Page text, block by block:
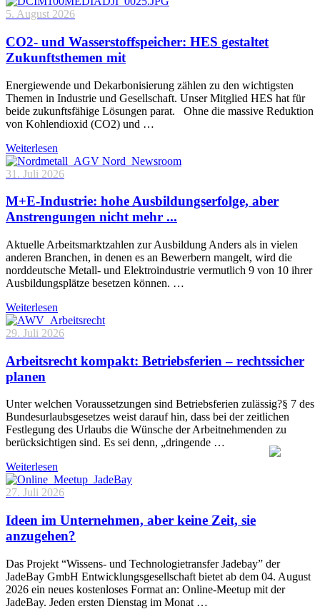
5. August 2026
CO2- und Wasserstoffspeicher: HES gestaltet
Zukunftsthemen mit
Energiewende und Dekarbonisierung zählen zu den wichtigsten
Themen in Industrie und Gesellschaft. Unser Mitglied HES hat für
beide zukunftsfähige Lösungen parat. Ohne die massive Reduktion
von Kohlendioxid (CO2) und …
Weiterlesen
31. Juli 2026
M+E-Industrie: hohe Ausbildungserfolge, aber
Anstrengungen nicht mehr ...
Aktuelle Arbeitsmarktzahlen zur Ausbildung Anders als in vielen
anderen Branchen, in denen es an Bewerbern mangelt, wird die
norddeutsche Metall- und Elektroindustrie vermutlich 9 von 10 ihrer
Ausbildungsplätze besetzen können. …
Weiterlesen
29. Juli 2026
Arbeitsrecht kompakt: Betriebsferien – rechtssicher
planen
Unter welchen Voraussetzungen sind Betriebsferien zulässig?§ 7 des
Bundesurlaubsgesetzes weist darauf hin, dass bei der zeitlichen
Festlegung des Urlaubs die Wünsche der Arbeitnehmenden zu
berücksichtigen sind. Es sei denn, „dringende …
Weiterlesen
27. Juli 2026
Ideen im Unternehmen, aber keine Zeit, sie
anzugehen?
Das Projekt “Wissens- und Technologietransfer Jadebay” der
JadeBay GmbH Entwicklungsgesellschaft bietet ab dem 04. August
2026 ein neues kostenloses Format an: Online-Meetup mit der
JadeBay. Jeden ersten Dienstag im Monat …